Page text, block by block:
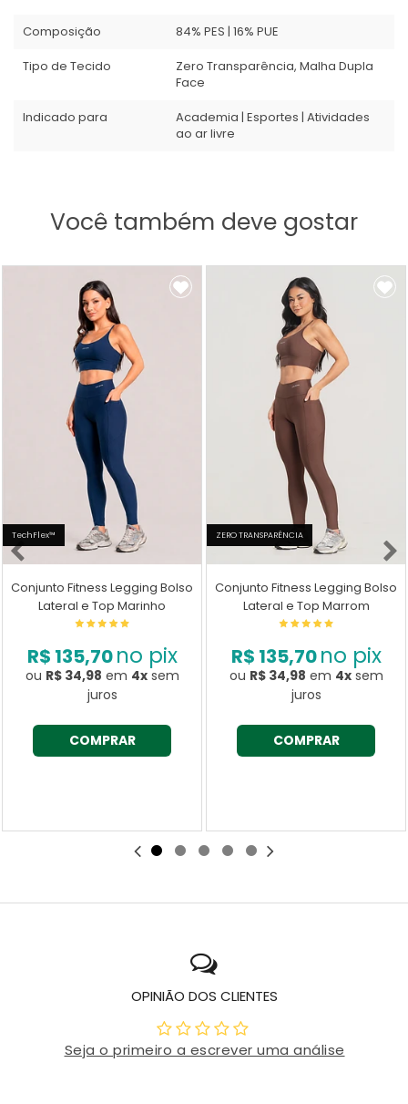
Composição
84% PES | 16% PUE
Tipo de Tecido
Zero Transparência, Malha Dupla
Face
Indicado para
Academia | Esportes | Atividades
ao ar livre
Você também deve gostar
TechFlex™
Conjunto Fitness Legging Bolso
Lateral e Top Marinho
R$ 135,70no pix
ou R$ 34,98 em 4xsem
juros
COMPRAR
ZERO TRANSPARÊNCIA
Conjunto Fitness Legging Bolso
Lateral e Top Marrom
R$ 135,70no pix
ou R$ 34,98 em 4xsem
juros
COMPRAR
OPINIÃO DOS CLIENTES
Seja o primeiro a escrever uma análise